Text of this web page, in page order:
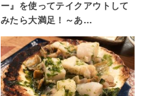
ー』を使ってテイクアウトして
みたら大満足！～あ…